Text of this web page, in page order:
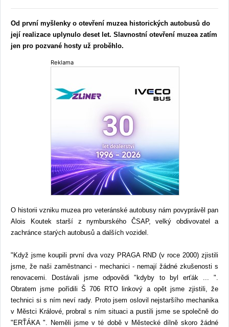
Od první myšlenky o otevření muzea historických autobusů do
její realizace uplynulo deset let. Slavnostní otevření muzea zatím
jen pro pozvané hosty už proběhlo.
Reklama
O historii vzniku muzea pro veteránské autobusy nám povyprávěl pan
Alois Koutek starší z nymburského ČSAP, velký obdivovatel a
zachránce starých autobusů a dalších vozidel.
"Když jsme koupili první dva vozy PRAGA RND (v roce 2000) zjistili
jsme, že naši zaměstnanci - mechanici - nemají žádné zkušenosti s
renovacemi. Dostávali jsme odpovědi "kdyby to byl erťák ... ".
Obratem jsme pořídili Š 706 RTO linkový a opět jsme zjistili, že
technici si s ním neví rady. Proto jsem oslovil nejstaršího mechanika
v Městci Králové, probral s ním situaci a pustili jsme se společně do
"ERŤÁKA ". Neměli jsme v té době v Městecké dílně skoro žádné